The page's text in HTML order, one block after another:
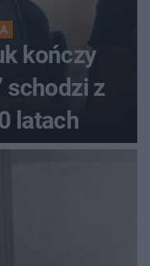
kończy
schodzi z
latach